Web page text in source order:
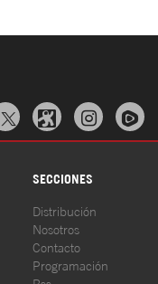
  
SECCIONES
Distribución
Nosotros
Contacto
Programación
Rss